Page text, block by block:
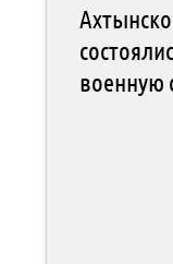
военную